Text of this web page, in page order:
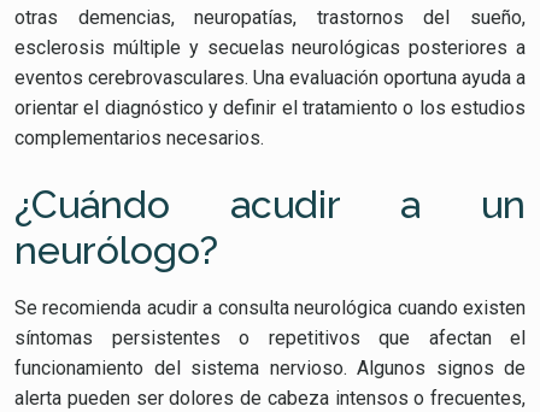
otras demencias, neuropatías, trastornos del sueño,
esclerosis múltiple y secuelas neurológicas posteriores a
eventos cerebrovasculares. Una evaluación oportuna ayuda a
orientar el diagnóstico y definir el tratamiento o los estudios
complementarios necesarios.
¿Cuándo acudir a un
neurólogo?
Se recomienda acudir a consulta neurológica cuando existen
síntomas persistentes o repetitivos que afectan el
funcionamiento del sistema nervioso. Algunos signos de
alerta pueden ser dolores de cabeza intensos o frecuentes,